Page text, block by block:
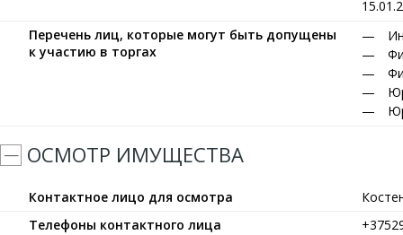
Перечень лиц, которые могут быть допущены
к участию в торгах
ОСМОТР ИМУЩЕСТВА
Контактное лицо для осмотра
Телефоны контактного лица